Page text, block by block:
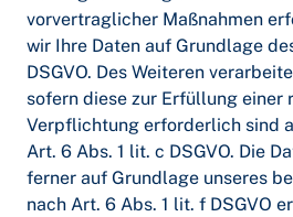
vorvertraglicher Maßnahmen
wir Ihre Daten auf Grundlage
DSGVO. Des Weiteren
sofern diese zur Erfüllung einer
Verpflichtung erforderlich sind
Art. 6 Abs. 1 lit. c DSGVO. Die
ferner auf Grundlage unseres
nach Art. 6 Abs. 1 lit. f DSGVO